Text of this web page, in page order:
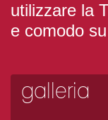
utilizzare la
e comodo
galleria